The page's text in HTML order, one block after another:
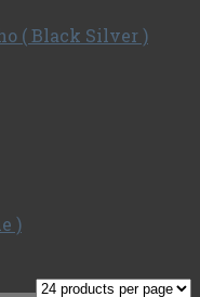
( Black Silver )
)